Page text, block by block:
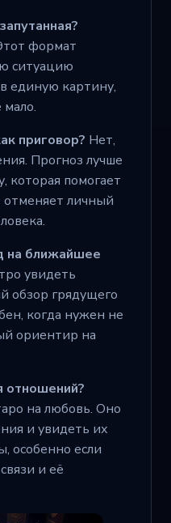
формат
ситуацию
единую картину,
мало.
приговор? Нет,
Прогноз лучше
которая помогает
отменяет личный
на ближайшее
увидеть
обзор грядущего
когда нужен не
ориентир на
отношений?
на любовь. Оно
и увидеть их
особенно если
и её